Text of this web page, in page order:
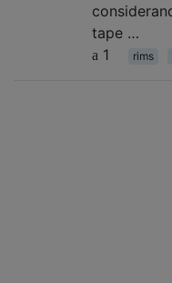
tape …
1
rims